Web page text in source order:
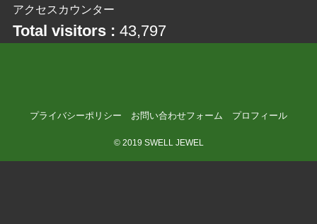
アクセスカウンター
Total visitors : 43,797
プライバシーポリシー お問い合わせフォーム プロフィール
©2019 SWELL JEWEL